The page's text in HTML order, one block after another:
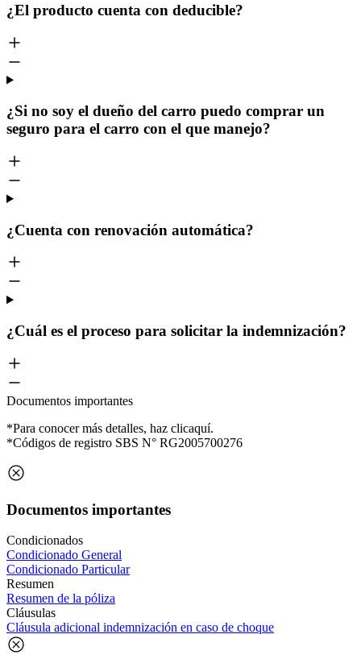
¿El producto cuenta con deducible?
¿Si no soy el dueño del carro puedo comprar un
seguro para el carro con el que manejo?
¿Cuenta con renovación automática?
¿Cuál es el proceso para solicitar la indemnización?
Documentos importantes
*Para conocer más detalles, haz clicaquí.
*Códigos de registro SBS N° RG2005700276
Documentos importantes
Condicionados
Condicionado General
Condicionado Particular
Resumen
Resumen de la póliza
Cláusulas
Cláusula adicional indemnización en caso de choque